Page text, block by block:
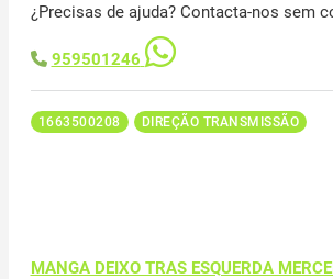
¿Precisas de ajuda? Contacta-nos sem
959501246
1663500208 DIREÇÃO TRANSMISSÃO
MANGA DEIXO TRAS ESQUERDA